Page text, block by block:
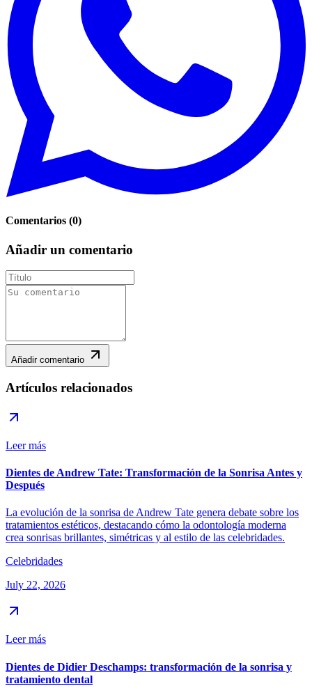
Comentarios (0)
Añadir un comentario
Añadir comentario
Artículos relacionados
Leer más
Dientes de Andrew Tate: Transformación de la Sonrisa Antes y
Después
La evolución de la sonrisa de Andrew Tate genera debate sobre los
tratamientos estéticos, destacando cómo la odontología moderna
crea sonrisas brillantes, simétricas y al estilo de las celebridades.
Celebridades
July 22, 2026
Leer más
Dientes de Didier Deschamps: transformación de la sonrisa y
tratamiento dental